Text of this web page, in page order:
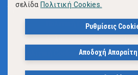
Όροι Χρήσης
Πολιτική Προστασίας
Πολιτική Cookies
σελίδα Πολιτική Cookies.
Ρυθμίσεις
Αποδοχή